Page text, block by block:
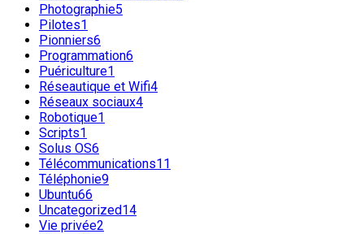
Photographie5
Pilotes1
Pionniers6
Programmation6
Puériculture1
Réseautique et Wifi4
Réseaux sociaux4
Robotique1
Scripts1
Solus OS6
Télécommunications11
Téléphonie9
Ubuntu66
Uncategorized14
Vie privée2